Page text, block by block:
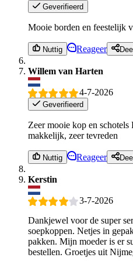
Geverifieerd
Mooie borden en feestelijk
Nuttig Reageer
Willem van Harten
4-7-2026
Geverifieerd
Zeer mooie kop en
makkelijk, zeer tevreden
Nuttig Reageer
Kerstin
3-7-2026
Dankjewel voor de super
soepkoppen. Netjes in
pakken. Mijn moeder is er
bestellen. Groetjes uit